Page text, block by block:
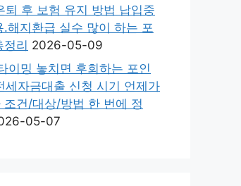
퇴 후 보험 유지 방법 납입중
.해지환급 실수 많이 하는 포
정리 2026-05-09
이밍 놓치면 후회하는 포인
세자금대출 신청 시기 언제가
조건/대상/방법 한 번에 정
05-07